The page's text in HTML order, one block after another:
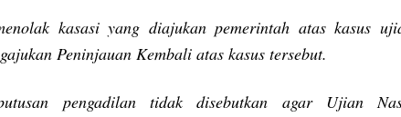
kasasi yang diajukan pemerintah atas kasus
Peninjauan Kembali atas kasus tersebut.
pengadilan tidak disebutkan agar Ujian